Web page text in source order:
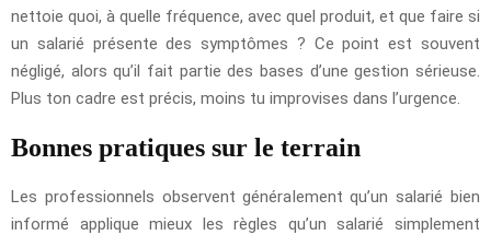
nettoie quoi, à quelle fréquence, avec quel produit, et que faire si
un salarié présente des symptômes ? Ce point est souvent
négligé, alors qu’il fait partie des bases d’une gestion sérieuse.
Plus ton cadre est précis, moins tu improvises dans l’urgence.
Bonnes pratiques sur le terrain
Les professionnels observent généralement qu’un salarié bien
informé applique mieux les règles qu’un salarié simplement